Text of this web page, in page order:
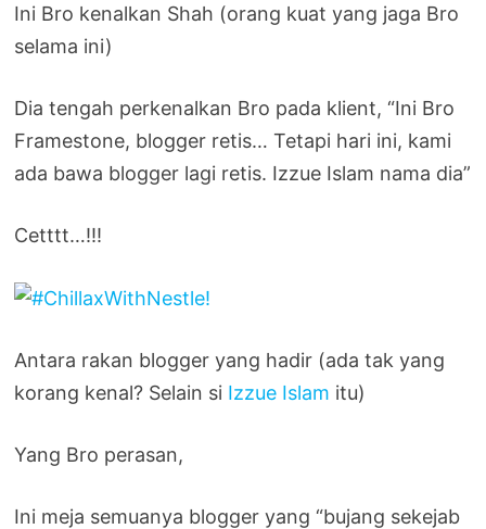
Ini Bro kenalkan Shah (orang kuat yang jaga Bro
selama ini)
Dia tengah perkenalkan Bro pada klient, “Ini Bro
Framestone, blogger retis… Tetapi hari ini, kami
ada bawa blogger lagi retis. Izzue Islam nama dia”
Cetttt…!!!
Antara rakan blogger yang hadir (ada tak yang
korang kenal? Selain si Izzue Islam itu)
Yang Bro perasan,
Ini meja semuanya blogger yang “bujang sekejab